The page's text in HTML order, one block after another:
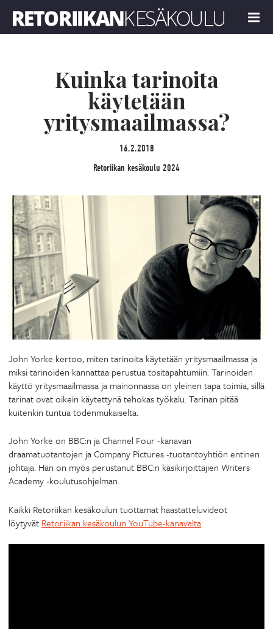
MENU
Kuinka tarinoita
käytetään
yritysmaailmassa?
16.2.2018
Retoriikan kesäkoulu 2024
John Yorke kertoo, miten tarinoita käytetään yritysmaailmassa ja
miksi tarinoiden kannattaa perustua tositapahtumiin. Tarinoiden
käyttö yritysmaailmassa ja mainonnassa on yleinen tapa toimia, sillä
tarinat ovat oikein käytettynä tehokas työkalu. Tarinan pitää
kuitenkin tuntua todenmukaiselta.
John Yorke on BBC:n ja Channel Four -kanavan
draamatuotantojen ja Company Pictures -tuotantoyhtiön entinen
johtaja. Hän on myös perustanut BBC:n käsikirjoittajien Writers
Academy -koulutusohjelman.
Kaikki Retoriikan kesäkoulun tuottamat haastatteluvideot
löytyvät Retoriikan kesäkoulun YouTube-kanavalta.